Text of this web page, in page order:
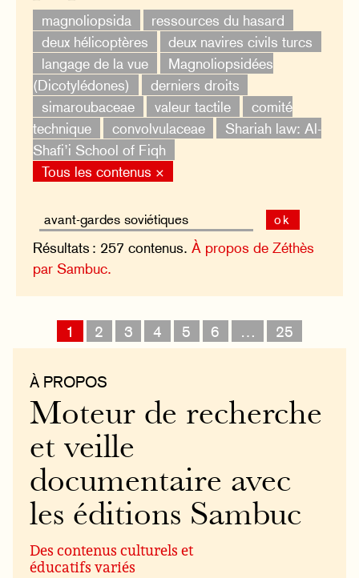
magnoliopsida
ressources du hasard
deux hélicoptères
deux navires civils turcs
langage de la vue
Magnoliopsidées
(Dicotylédones)
derniers droits
simaroubaceae
valeur tactile
comité
technique
convolvulaceae
Shariah law: Al-
Shafi’i School of Fiqh
Tous les contenus ×
ok
Résultats : 257 contenus.À propos de Zéthès
par Sambuc.
1 2 3 4 5 6 … 25
À PROPOS
Moteur de recherche
et veille
documentaire avec
les éditions Sambuc
Des contenus culturels et
éducatifs variés